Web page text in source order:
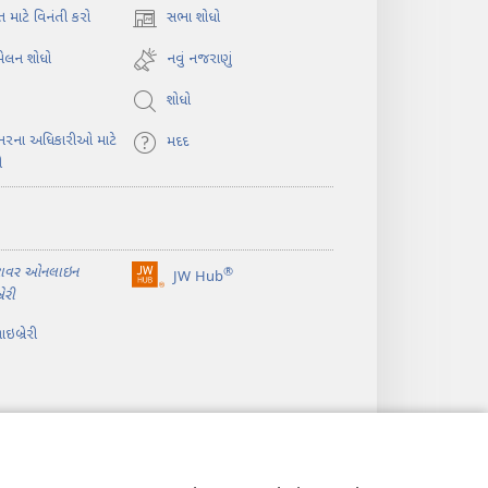
માટે વિનંતી કરો સભા શોધો
(opens
new
window)
શોધો નવું નજરાણું
શોધો
અધિકારીઓ માટે
મદદ
ઓનલાઇન
JW Hub®
(opens